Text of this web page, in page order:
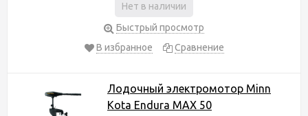
Нет в наличии
Быстрый просмотр
В избранное
Сравнение
Лодочный электромотор Minn
Kota Endura MAX 50